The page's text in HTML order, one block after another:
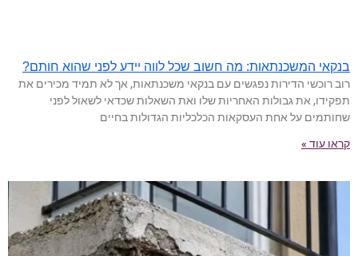
בנקאי המשכנתאות: מה חשוב שכל לווה יידע לפני שהוא חותם?
רוב רוכשי הדירות נפגשים עם בנקאי משכנתאות, אך לא תמיד מכירים את
תפקידו, את גבולות האחריות שלו ואת השאלות שכדאי לשאול לפני
שחותמים על אחת העסקאות הכלכליות הגדולות בחיים
קראו עוד »